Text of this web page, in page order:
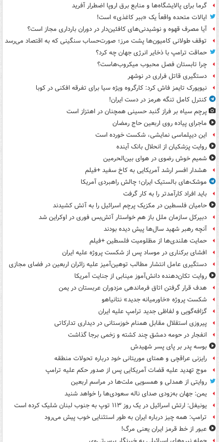
گرما برای پالایشگاه‌ها و منابع برق اروپا اضطرار آفرید
ایالات متحده واقعاً یک «ببر کاغذی» است!
آیا مصرف قهوه و نوشیدنی‌های کافئین‌دار در دوران بارداری مجاز است؟
توقف طولانی کامیون‌ها پشت مرز؛ صورت‌حساب سنگینی که به اقتصاد می‌رسد
حماقت ترامپ با ذخایر انرژی جهان چه کرد؟
چرا تابستان فصل محبوب میکروب‌هاست؟
دستگیری قاتل فراری در نوشهر
نیویورک تایمز فاش کرد: کارگروه ویژه سیا برای تفرقه افکنی در کوبا
کنترل کامل تنگه هرمز در دست ایران!
پرچم سیاه بر فراز گنبد حسینی همچنان در اهتزاز است
ماجرای پیاده روی اربعین حاج رمضان
این دیپلماسی نمایشی، شکست خورده است
روایت پزشکیان از انحلال بانک آینده
شمیم خوش رضوی در هوای بین‌الحرمین
هشدار افسر ارشد آمریکایی به کاخ سفید +فیلم
موشک‌های بالستیک ایران؛ چالش راهبردی آمریکا
باید افراد کارآمدتر را به کار گرفت
حامیان فلسطین در مکزیک پرچم اسرائیل را به آتش کشیدند
دبیرکل سازمان ملل باز هم خواستار آتش‌بس فوری در اوکراین شد
آنچه رهبر شهید سال‌ها پیش دیده بودند
حمایت هلندی‌ها از مظلومیت فلسطین +فیلم
افشای برکناری در موساد پس از شکست پروژه علیه ایران
دستگیری عامل انتشار مطالب توهین‌آمیز علیه زائران اربعین در فضای مجازی
روایت تکان‌دهنده دانش‌آموز مینابی از جنایت آمریکا
هدف قرار گرفتن اتاق‌ فرماندهی مزدوران عربستان در یمن
شکست پروژه «خاورمیانه جدید» نتانیاهو
گزافه‌گویی و لفاظی جدید ترامپ علیه ایران
پیروزی استقلال مقابل همنام خوزستانی در دیداری تدارکاتی
انفجار در حومه دمشق چند کشته و زخمی برجا گذاشت
بوسه‌ پدر بر پای پسر شهیدش
رایزنی عراقچی و همتای موریتانی خود درباره تحولات منطقه
موج تهدید علیه قضات آمریکایی پس از صدور حکم علیه ترامپ
روایتی از همدلی و همسویی ملت‌ها در مراسم اربعین
یمن: جهان به‌زودی صدای ناله سعودی‌ها را خواهد شنید
یونیفل: ارتش اسرائیل در یک روز ۱۱۳ توپ به جنوب لبنان شلیک کرده است
ترامپ: همه چیز درباره ایران به طور استثنایی خوب پیش می‌رود
عبور از خط قرمز ایران یعنی مرگ!